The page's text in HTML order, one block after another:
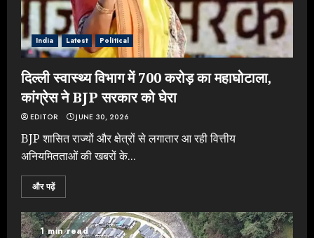
India Latest Political
दिल्ली स्वास्थ्य विभाग में 700 करोड़ का महाघोटाला,
कांग्रेस ने BJP सरकार को घेरा
EDITOR JUNE 30, 2026
BJP शासित राज्यों और क्षेत्रों से लगातार आ रही वित्तीय
अनियमितताओं की खबरों के...
और पढ़ें
1 min read